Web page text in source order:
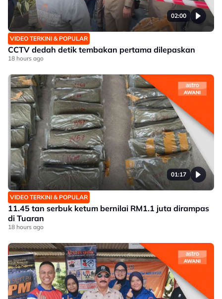
02:00
VIDEO TERKINI & POPULAR
CCTV dedah detik tembakan pertama dilepaskan
18 hours ago
01:17
VIDEO TERKINI & POPULAR
11.45 tan serbuk ketum bernilai RM1.1 juta dirampas
di Tuaran
18 hours ago